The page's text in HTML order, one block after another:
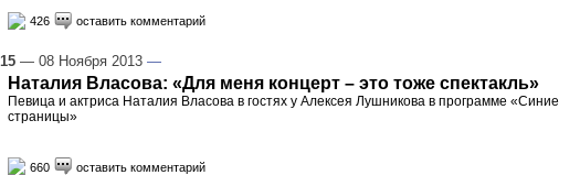
426 оставить комментарий
— 08 Ноября 2013 —
Наталия Власова: «Для меня концерт – это тоже спектакль»
Певица и актриса Наталия Власова в гостях у Алексея Лушникова в программе «Синие
страницы»
660 оставить комментарий